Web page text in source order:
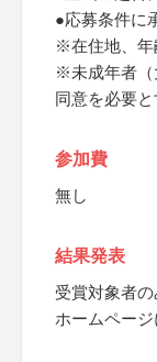
●応募条件に
※在住地、年
※未成年者（
同意を必要と
参加費
無し
結果発表
受賞対象者
ホームペー